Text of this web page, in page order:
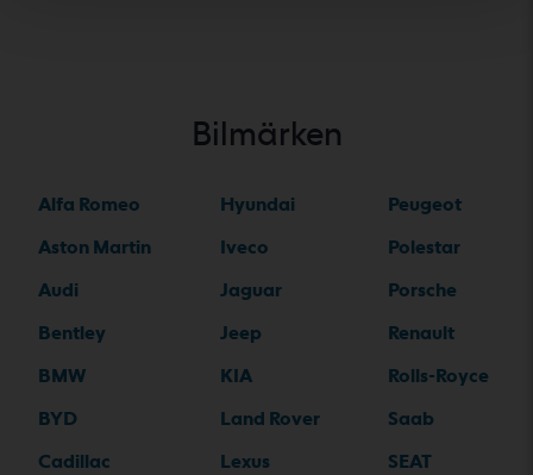
Bilmärken
Alfa Romeo
Aston Martin
Audi
Bentley
BMW
BYD
Cadillac
Hyundai
Iveco
Jaguar
Jeep
KIA
Land Rover
Lexus
Peugeot
Polestar
Porsche
Renault
Rolls-Royce
Saab
SEAT